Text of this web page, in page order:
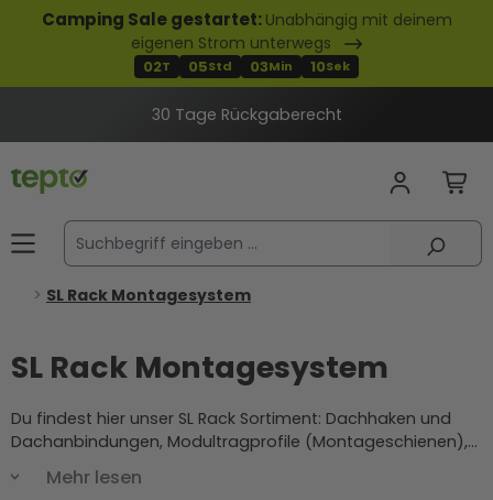
springen
Camping Sale gestartet: Unabhängig mit deinem
eigenen Strom unterwegs
02T 05Std 03Min 10Sek
30 Tage Rückgaberecht
SL Rack Montagesystem
SL Rack Montagesystem
Du findest hier unser SL Rack Sortiment: Dachhaken und
Dachanbindungen, Modultragprofile (Montageschienen),
Modulklemmen für Mitte und Ende, Schienenverbinder,
Endkappen, Dachersatzplatten sowie Flachdach-
Mehr lesen